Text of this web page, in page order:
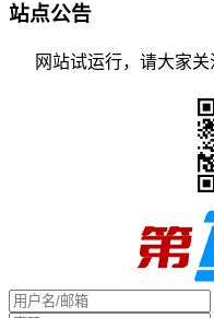
站点公告
网站试运行，请大家